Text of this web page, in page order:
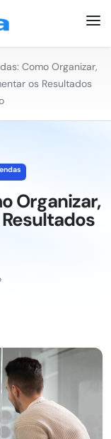
Como Organizar,
os Resultados
Organizar,